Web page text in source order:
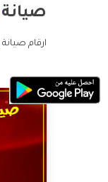
صيانة
ارقام صيانة